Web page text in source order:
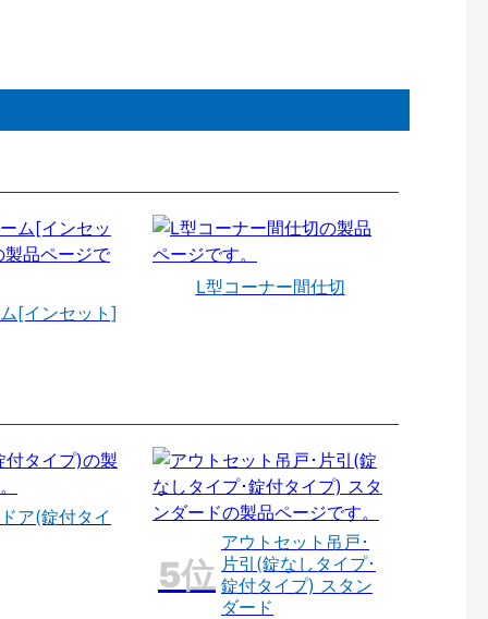
[インセット]
L型コーナー間仕切
ア(錠付タイ
アウトセット吊戸･
片引(錠なしタイプ･
錠付タイプ) スタン
ダード